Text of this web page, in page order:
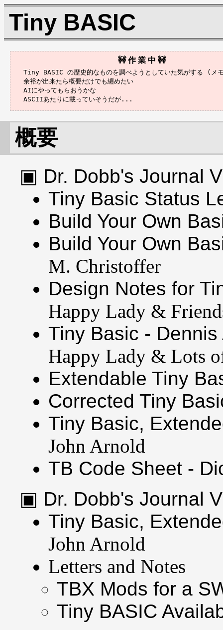
Tiny BASIC
Tiny BASIC の歴史的なものを調べようとしていた気がする (メ
余裕が出来たら概要だけでも纏めたい
AIにやってもらおうかな
概要
Dr. Dobb's Journal
Tiny Basic Status
Build Your Own
Build Your Own
M. Christoffer
Design Notes for
Happy Lady &
Tiny Basic -
Happy Lady & Lots
Extendable Tiny
Corrected Tiny
Tiny Basic,
John Arnold
TB Code Sheet -
Dr. Dobb's Journal
Tiny Basic,
John Arnold
Letters and Notes
TBX Mods for a
Tiny BASIC